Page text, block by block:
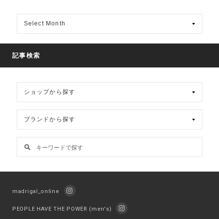
ア
ー
カ
イ
ブ
記事検索
madrigal_online
PEOPLE HAVE THE POWER (men's)